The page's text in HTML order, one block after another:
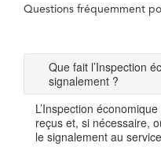
Questions fréquemment
Que fait l’Inspection
signalement ?
L’Inspection
reçus et, si nécessaire,
le signalement au